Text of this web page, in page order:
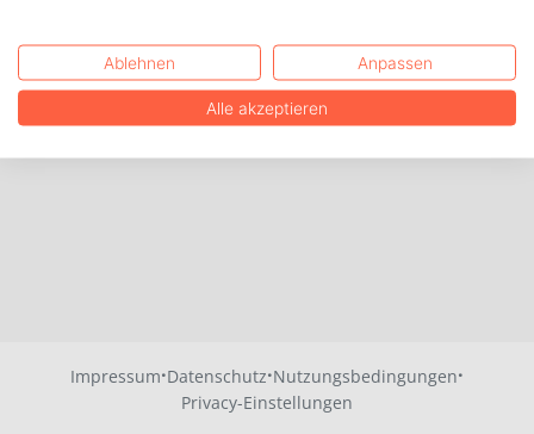
Impressum·Datenschutz·Nutzungsbedingungen·
Privacy-Einstellungen
Ablehnen Anpassen
Alle akzeptieren